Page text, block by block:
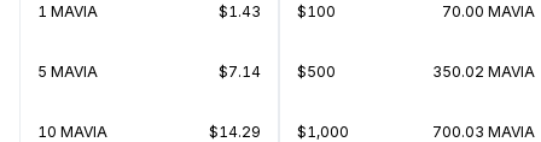
1 MAVIA $1.43
5 MAVIA $7.14
10 MAVIA $14.29
$100 70.00 MAVIA
$500 350.02 MAVIA
$1,000 700.03 MAVIA